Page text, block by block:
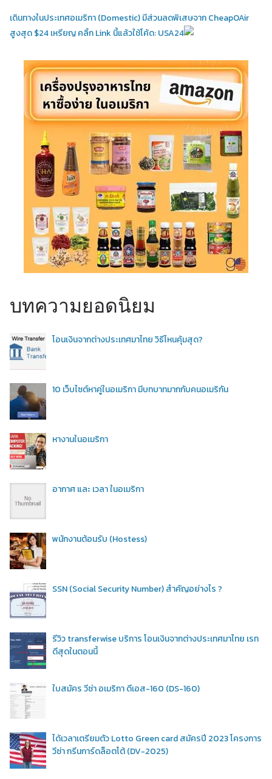
เดินทางในประเทศอเมริกา (Domestic)มีส่วนลดพิเสษจาก CheapOAir
สูงสุด $24 เหรียญ คลิ้ก Link นี้แล้วใช้โค้ด: USA24
บทความยอดนิยม
โอนเงินจากต่างประเทศมาไทย วิธีไหนคุ้มสุด?
10 เว็บไซต์หาคู่ในอเมริกา มีบทบาทมากกับคนอเมริกัน
หางานในอเมริกา
อากาศ และ เวลา ในอเมริกา
พนักงานต้อนรับ (Hostess)
SSN (Social Security Number) สำคัญอย่างไร ?
รีวิว transferwise บริการ โอนเงินจากต่างประเทศมาไทย เรท
ดีสุดในตอนนี้
ใบสมัคร วีซ่า อเมริกา ดีเอส-160 (DS-160)
ได้เวลาเตรียมตัว Lotto Green card สมัครปี 2023 โครงการ
วีซ่า กรีนการ์ดล็อตโต้ (DV-2025)